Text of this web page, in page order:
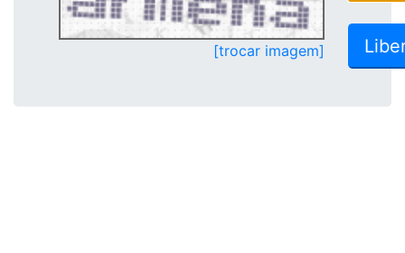
[trocar imagem]